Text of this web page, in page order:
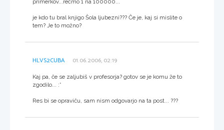
je kdo tu bral knjigo Šola ljubezni??? Če je, kaj si mislite o
tem? Je to možno?
HLVS2CUBA 01.06.2006, 02:19
Kaj pa, če se zaljubiš v profesorja? gotov se je komu že to
zgodilo... :*
Res bi se opraviču, sam nism odgovarjo na ta post... ???